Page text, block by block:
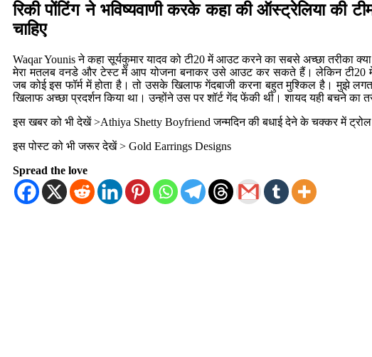
रिकी पोंटिंग ने भविष्यवाणी करके कहा की ऑस्ट्रेलिया की
चाहिए
Waqar Younis ने कहा सूर्यकुमार यादव को टी20 में आउट करने का सबसे अच्छा तरीका
मेरा मतलब वनडे और टेस्ट में आप योजना बनाकर उसे आउट कर सकते हैं। लेकिन टी20
जब कोई इस फॉर्म में होता है। तो उसके खिलाफ गेंदबाजी करना बहुत मुश्किल है। मुझे
खिलाफ अच्छा प्रदर्शन किया था। उन्होंने उस पर शॉर्ट गेंद फेंकी थी। शायद यही बचने का
इस खबर को भी देखें >Athiya Shetty Boyfriend जन्मदिन की बधाई देने के चक्कर में
इस पोस्ट को भी जरूर देखें > Gold Earrings Designs
Spread the love